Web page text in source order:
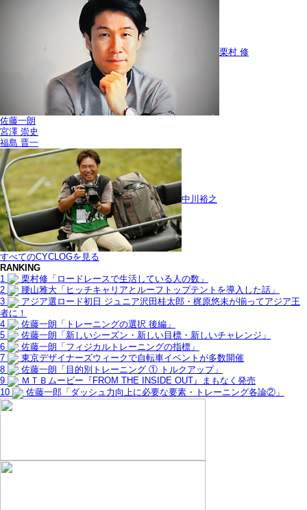
栗村 修
佐藤一朗
宮澤 崇史
福島 晋一
中川裕之
すべてのCYCLOGを見る
RANKING
1
栗村修「ロードレースで生活している人の数」
2
腰山雅大「ヒッチキャリアとルーフトップテントを導入した話」
3
アジア選ロード初日 ジュニア沢田桂太郎・梶原悠未が揃ってアジア王
者に！
4
佐藤一朗「トレーニングの選択 後編」
5
佐藤一朗「新しいシーズン・新しい目標・新しいチャレンジ」
6
佐藤一朗「フィジカルトレーニングの指標」
7
東京デザイナーズウィークで自転車イベントが多数開催
8
佐藤一朗「目的別トレーニング ① トルクアップ」
9
ＭＴＢムービー『FROM THE INSIDE OUT』まもなく発売
10
佐藤一郎「ダッシュ力向上に必要な要素・トレーニング各論②」